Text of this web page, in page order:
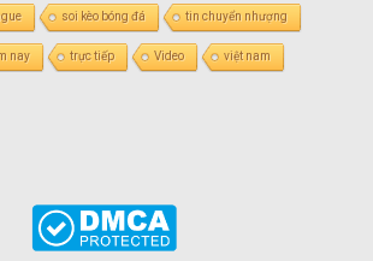
soi kèo bóng đá tin chuyển nhượng
nay trực tiếp Video việt nam